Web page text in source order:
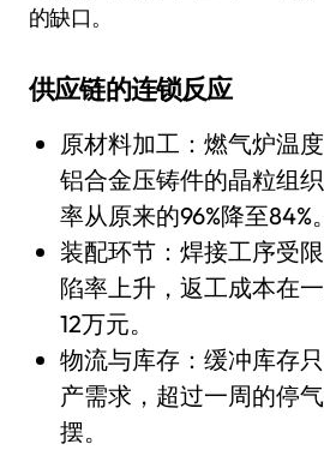
的缺口。
供应链的连锁反应
原材料加工：燃气炉温
铝合金压铸件的晶粒组
率从原来的96%降至84%。
装配环节：焊接工序受
陷率上升，返工成本在
12万元。
物流与库存：缓冲库存
产需求，超过一周的停
摆。